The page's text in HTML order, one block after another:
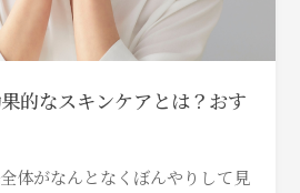
的なスキンケアとは？おす
体がなんとなくぼんやりして見